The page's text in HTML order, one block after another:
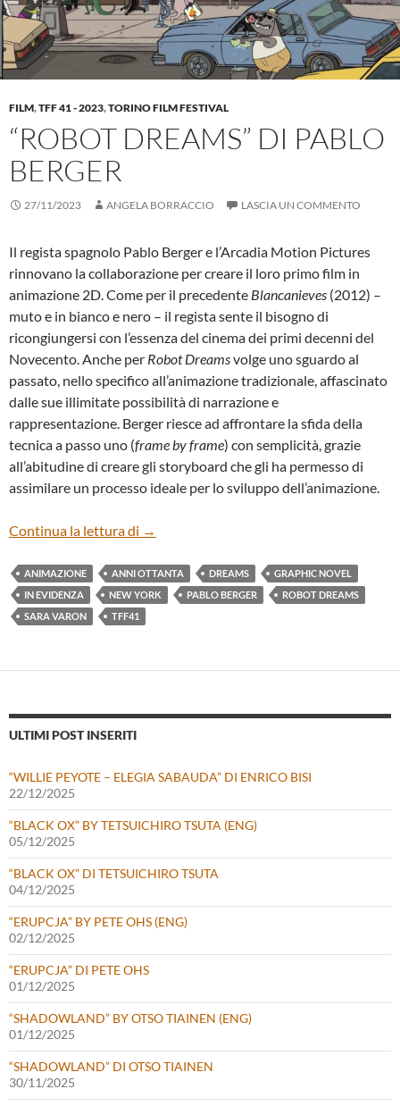
FILM,TFF 41 - 2023,TORINO FILM FESTIVAL
“ROBOT DREAMS” DI PABLO
BERGER
27/11/2023 ANGELA BORRACCIO LASCIA UN COMMENTO
Il regista spagnolo Pablo Berger e l’Arcadia Motion Pictures
rinnovano la collaborazione per creare il loro primo film in
animazione 2D. Come per il precedente Blancanieves (2012) –
muto e in bianco e nero – il regista sente il bisogno di
ricongiungersi con l’essenza del cinema dei primi decenni del
Novecento. Anche per Robot Dreamsvolge uno sguardo al
passato, nello specifico all’animazione tradizionale, affascinato
dalle sue illimitate possibilità di narrazione e
rappresentazione. Berger riesce ad affrontare la sfida della
tecnica a passo uno (frame by frame) con semplicità, grazie
all’abitudine di creare gli storyboard che gli ha permesso di
assimilare un processo ideale per lo sviluppo dell’animazione.
Continua la lettura di “ROBOT DREAMS” DI PABLO BERGER
→
ANIMAZIONE ANNI OTTANTA DREAMS
GRAPHIC NOVEL
IN EVIDENZA
NEW YORK PABLO BERGER
ROBOT DREAMS
SARA VARON
TFF41
ULTIMI POST INSERITI
“WILLIE PEYOTE – ELEGIA SABAUDA” DI ENRICO BISI
22/12/2025
“BLACK OX” BY TETSUICHIRO TSUTA (ENG)
05/12/2025
“BLACK OX” DI TETSUICHIRO TSUTA
04/12/2025
“ERUPCJA” BY PETE OHS (ENG)
02/12/2025
“ERUPCJA” DI PETE OHS
01/12/2025
“SHADOWLAND” BY OTSO TIAINEN (ENG)
01/12/2025
“SHADOWLAND” DI OTSO TIAINEN
30/11/2025